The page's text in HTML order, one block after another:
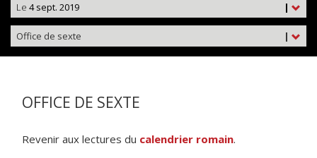
|
Le 4 sept. 2019
|
Office de sexte
OFFICE DE SEXTE
Revenir aux lectures du calendrier romain.